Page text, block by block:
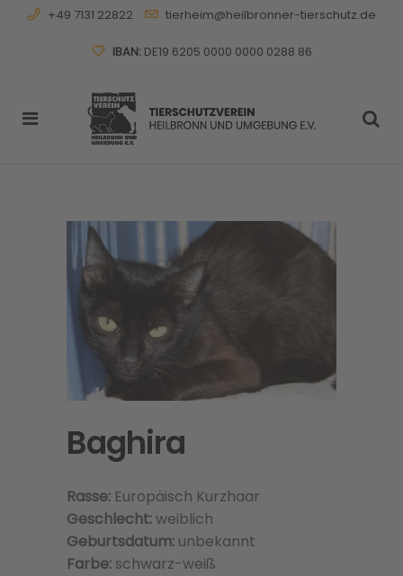
+49 7131 22822 tierheim@heilbronner-tierschutz.de
IBAN:DE19 6205 0000 0000 0288 86
Baghira
Rasse: Europäisch Kurzhaar
Geschlecht:weiblich
Geburtsdatum: unbekannt
Farbe: schwarz-weiß